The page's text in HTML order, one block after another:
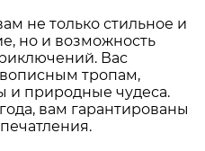
не только стильное и
но и возможность
Вас
тропам,
и природные чудеса.
вам гарантированы